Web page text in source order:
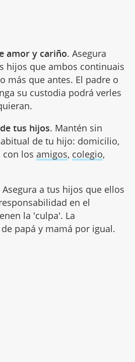
amor y cariño. Asegura
hijos que ambos continuais
más que antes. El padre o
su custodia podrá verles
tus hijos. Mantén sin
de tu hijo: domicilio,
con los amigos, colegio,
Asegura a tus hijos que ellos
en el
la 'culpa'. La
papá y mamá por igual.